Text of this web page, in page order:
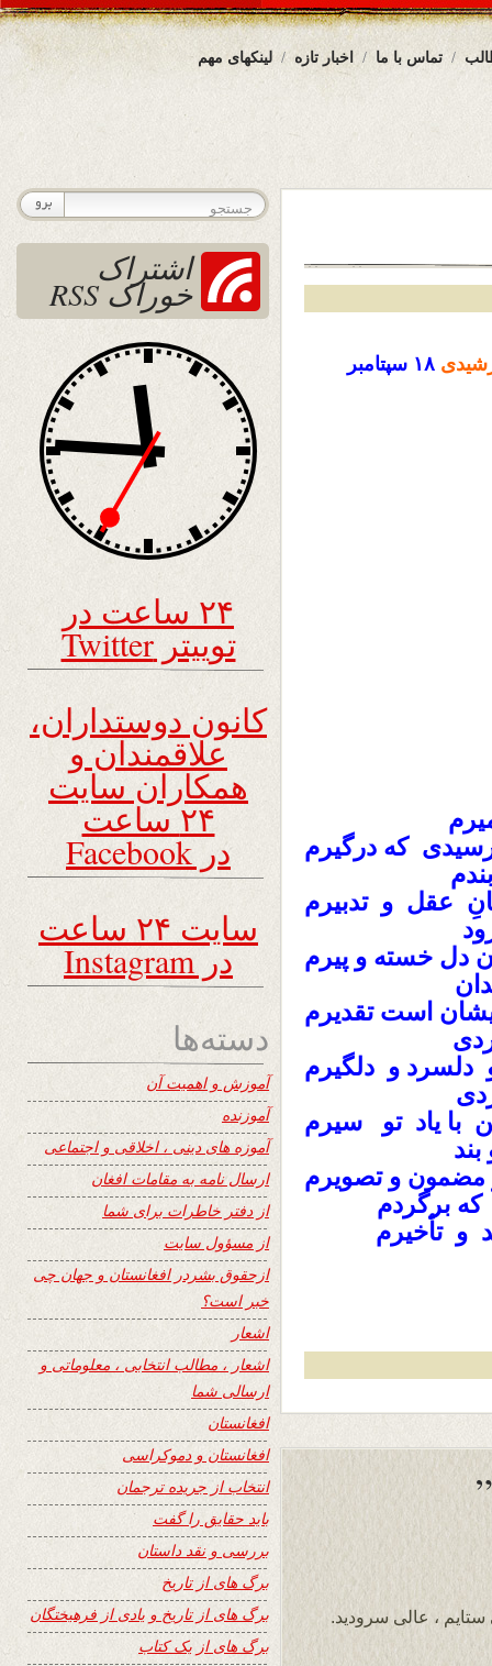
لینکهای مهم اخبار تازه تماس با ما
۱۸ سپتامبر
که درگیرم
عقل و تدبیرم
دل خسته و پیرم
است تقدیرم
دلسرد و دلگیرم
با یاد تو سیرم
مضمون و تصویرم
برگردم
و تأخیرم
، عالی سرودید.
اشتراک
خوراک RSS
۲۴ ساعت در
توییتر Twitter
کانون دوستداران،
علاقمندان و
همکاران سایت
۲۴ ساعت
در Facebook
سایت ۲۴ ساعت
در Instagram
دسته‌ها
آموزش و اهمیت آن
آموزنده
آموزه های دینی ، اخلاقی و اجتماعی
ارسال نامه به مقامات افغان
از دفتر خاطرات برای شما
از مسؤول سایت
ازحقوق بشردر افغانستان و جهان چی
خبر است؟
اشعار
اشعار ، مطالب انتخابی ، معلوماتی و
ارسالی شما
افغانستان
افغانستان و دموکراسی
انتخاب از جریده ترجمان
باید حقایق را گفت
بررسی و نقد داستان
برگ های از تاریخ
برگ های از تاریخ و یادی از فرهیختگان
برگ های از یک کتاب